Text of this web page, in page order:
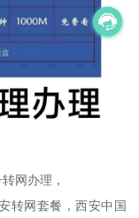
网办理，
转网套餐，西安中国